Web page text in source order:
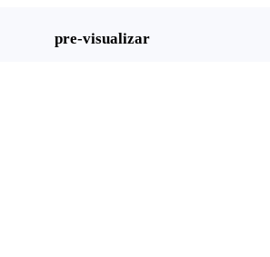
pre-visualizar